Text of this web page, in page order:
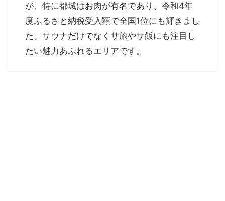
が、特に都城はお肉が有名であり、令和4年
度ふるさと納税受入額で全国1位にも輝きまし
た。サウナだけでなくサ旅やサ飯にも注目し
たい魅力あふれるエリアです。